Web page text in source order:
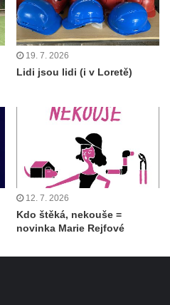
19. 7. 2026
Lidi jsou lidi (i v Loretě)
12. 7. 2026
Kdo štěká, nekouše =
novinka Marie Rejfové